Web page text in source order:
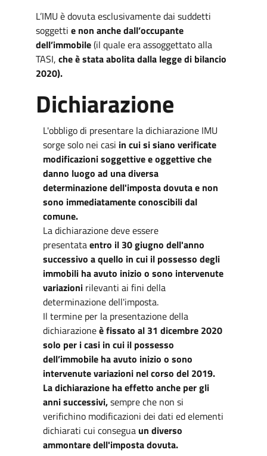
L’IMU è dovuta esclusivamente dai suddetti
soggetti e non anche dall’occupante
dell’immobile(il quale era assoggettato alla
TASI, che è stata abolita dalla legge di bilancio
2020).
Dichiarazione
L'obbligo di presentare la dichiarazione IMU
sorge solo nei casi in cui si siano verificate
modificazioni soggettive e oggettive che
danno luogo ad una diversa
determinazione dell'imposta dovuta e non
sono immediatamente conoscibili dal
comune.
La dichiarazione deve essere
presentataentro il 30 giugno dell'anno
successivo a quello in cui il possesso degli
immobili ha avuto inizio o sono intervenute
variazioni rilevanti ai fini della
determinazione dell'imposta.
Il termine per la presentazione della
dichiarazioneè fissato al 31 dicembre 2020
solo per i casi in cui il possesso
dell’immobile ha avuto inizio o sono
intervenute variazioni nel corso del 2019.
La dichiarazione ha effetto anche per gli
anni successivi,sempre che non si
verifichino modificazioni dei dati ed elementi
dichiarati cui consegua un diverso
ammontare dell'imposta dovuta.